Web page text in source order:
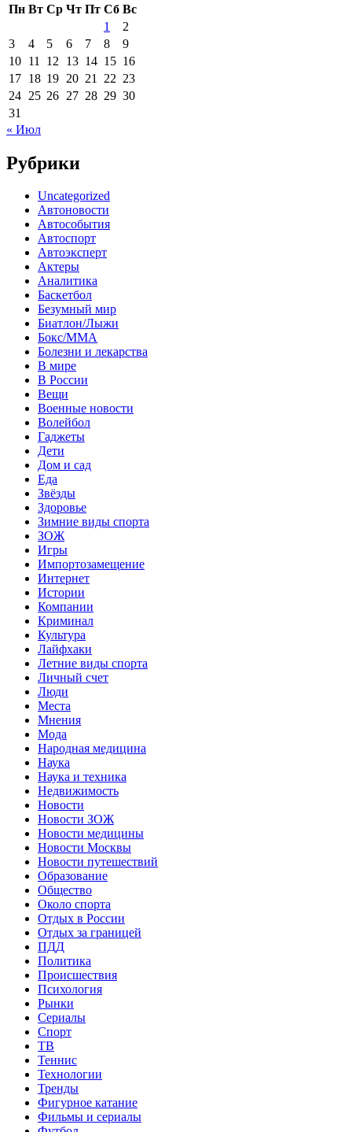
Пн Вт Ср Чт Пт Сб Вс
1
2
3
4 5 6 7 8
9
10 11 12 13 14 15 16
17 18 19 20 21 22 23
24 25 26 27 28 29 30
31
« Июл
Рубрики
Uncategorized
Автоновости
Автособытия
Автоспорт
Автоэксперт
Актеры
Аналитика
Баскетбол
Безумный мир
Биатлон/Лыжи
Бокс/MMA
Болезни и лекарства
В мире
В России
Вещи
Военные новости
Волейбол
Гаджеты
Дети
Дом и сад
Еда
Звёзды
Здоровье
Зимние виды спорта
ЗОЖ
Игры
Импортозамещение
Интернет
Истории
Компании
Криминал
Культура
Лайфхаки
Летние виды спорта
Личный счет
Люди
Места
Мнения
Мода
Народная медицина
Наука
Наука и техника
Недвижимость
Новости
Новости ЗОЖ
Новости медицины
Новости Москвы
Новости путешествий
Образование
Общество
Около спорта
Отдых в России
Отдых за границей
ПДД
Политика
Происшествия
Психология
Рынки
Сериалы
Спорт
ТВ
Теннис
Технологии
Тренды
Фигурное катание
Фильмы и сериалы